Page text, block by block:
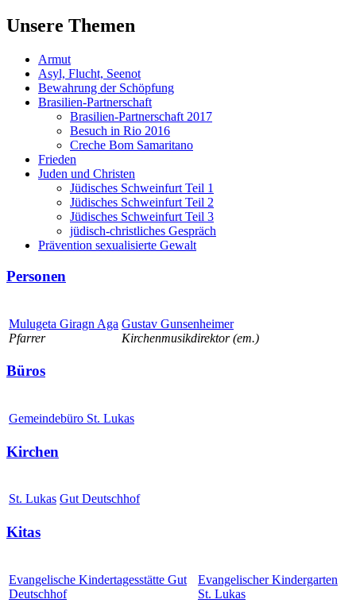
Unsere Themen
Armut
Asyl, Flucht, Seenot
Bewahrung der Schöpfung
Brasilien-Partnerschaft
Brasilien-Partnerschaft 2017
Besuch in Rio 2016
Creche Bom Samaritano
Frieden
Juden und Christen
Jüdisches Schweinfurt Teil 1
Jüdisches Schweinfurt Teil 2
Jüdisches Schweinfurt Teil 3
jüdisch-christliches Gespräch
Prävention sexualisierte Gewalt
Personen
Mulugeta Giragn Aga
Pfarrer
Gustav Gunsenheimer
Kirchenmusikdirektor (em.)
Büros
Gemeindebüro St. Lukas
Kirchen
St. Lukas Gut Deutschhof
Kitas
Evangelische Kindertagesstätte Gut
Deutschhof
Evangelischer Kindergarten
St. Lukas